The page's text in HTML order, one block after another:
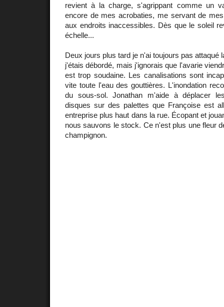
revient à la charge, s'agrippant comme un
encore de mes acrobaties, me servant de
aux endroits inaccessibles. Dès que le soleil
échelle...
Deux jours plus tard je n'ai toujours pas attaqué
j'étais débordé, mais j'ignorais que l'avarie
est trop soudaine. Les canalisations sont
vite toute l'eau des gouttières. L'inondation
du sous-sol. Jonathan m'aide à déplacer
disques sur des palettes que Françoise est
entreprise plus haut dans la rue. Écopant et
nous sauvons le stock. Ce n'est plus une fleur
champignon.